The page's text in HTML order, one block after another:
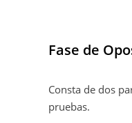
Fase de
Consta de dos
pruebas.